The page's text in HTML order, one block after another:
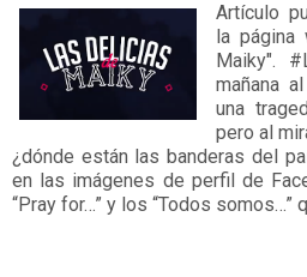
Artículo
la página
Maiky".
mañana
una
pero al
¿dónde están las banderas del
en las imágenes de perfil de
“Pray for…” y los “Todos somos…”